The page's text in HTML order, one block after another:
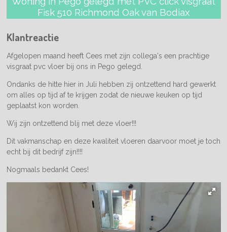
Fisk 510 Richmond Oak van Bodiax
Klantreactie
Afgelopen maand heeft Cees met zijn collega's een prachtige
visgraat pvc vloer bij ons in Pego gelegd.
Ondanks de hitte hier in Juli hebben zij ontzettend hard gewerkt
om alles op tijd af te krijgen zodat de nieuwe keuken op tijd
geplaatst kon worden.
Wij zijn ontzettend blij met deze vloer!!!
Dit vakmanschap en deze kwaliteit vloeren daarvoor moet je toch
echt bij dit bedrijf zijn!!!!
Nogmaals bedankt Cees!